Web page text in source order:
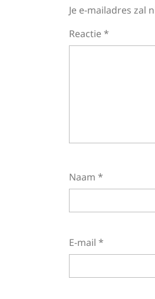
Je e-mailadres zal
Reactie*
Naam *
E-mail *